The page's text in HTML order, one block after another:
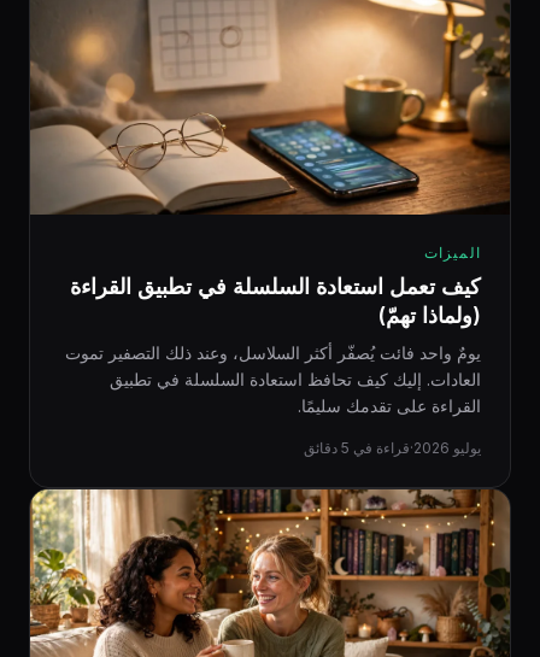
الميزات
كيف تعمل استعادة السلسلة في تطبيق القراءة
(ولماذا تهمّ)
يومٌ واحد فائت يُصفّر أكثر السلاسل، وعند ذلك التصفير تموت
العادات. إليك كيف تحافظ استعادة السلسلة في تطبيق
القراءة على تقدمك سليمًا.
يوليو 2026 ·قراءة في 5 دقائق